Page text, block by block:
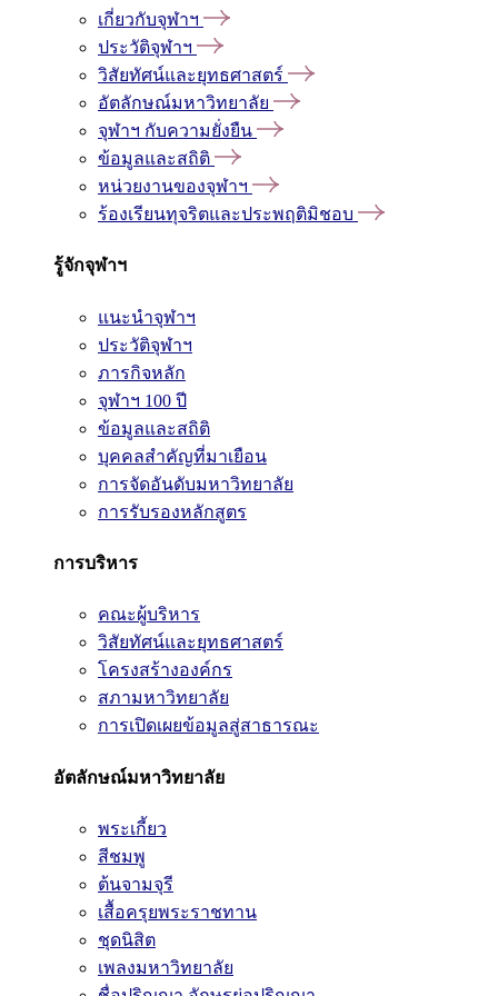
เกี่ยวกับจุฬาฯ
ประวัติจุฬาฯ
วิสัยทัศน์และยุทธศาสตร์
อัตลักษณ์มหาวิทยาลัย
จุฬาฯ กับความยั่งยืน
ข้อมูลและสถิติ
หน่วยงานของจุฬาฯ
ร้องเรียนทุจริตและประพฤติมิชอบ
รู้จักจุฬาฯ
แนะนำจุฬาฯ
ประวัติจุฬาฯ
ภารกิจหลัก
จุฬาฯ 100 ปี
ข้อมูลและสถิติ
บุคคลสำคัญที่มาเยือน
การจัดอันดับมหาวิทยาลัย
การรับรองหลักสูตร
การบริหาร
คณะผู้บริหาร
วิสัยทัศน์และยุทธศาสตร์
โครงสร้างองค์กร
สภามหาวิทยาลัย
การเปิดเผยข้อมูลสู่สาธารณะ
อัตลักษณ์มหาวิทยาลัย
พระเกี้ยว
สีชมพู
ต้นจามจุรี
เสื้อครุยพระราชทาน
ชุดนิสิต
เพลงมหาวิทยาลัย